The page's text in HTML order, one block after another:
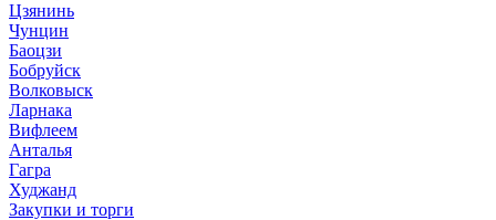
Цзянинь
Чунцин
Баоцзи
Бобруйск
Волковыск
Ларнака
Вифлеем
Анталья
Гагра
Худжанд
Закупки и торги